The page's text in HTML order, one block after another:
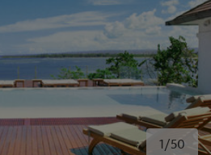
1/50